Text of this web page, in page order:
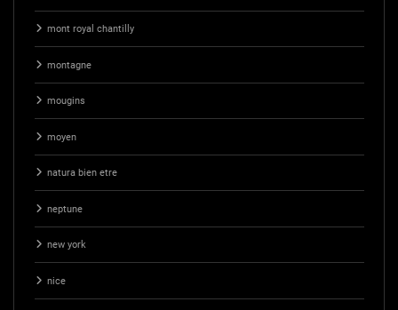
mont royal chantilly
montagne
mougins
moyen
natura bien etre
neptune
new york
nice